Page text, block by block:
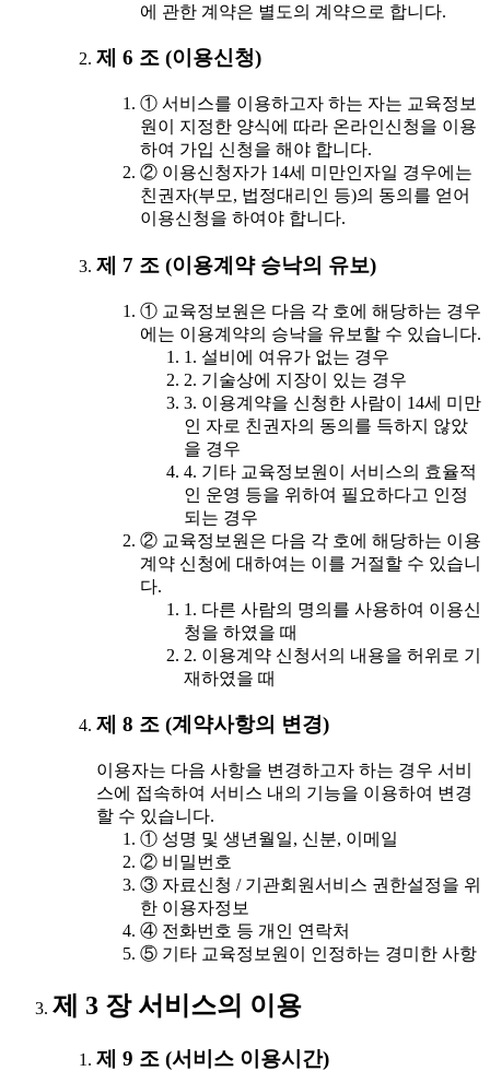
에 관한 계약은 별도의 계약으로 합니다.
제 6 조 (이용신청)
① 서비스를 이용하고자 하는 자는 교육정보
원이 지정한 양식에 따라 온라인신청을 이용
하여 가입 신청을 해야 합니다.
② 이용신청자가 14세 미만인자일 경우에는
친권자(부모, 법정대리인 등)의 동의를 얻어
이용신청을 하여야 합니다.
제 7 조 (이용계약 승낙의 유보)
① 교육정보원은 다음 각 호에 해당하는 경우
에는 이용계약의 승낙을 유보할 수 있습니다.
1. 설비에 여유가 없는 경우
2. 기술상에 지장이 있는 경우
3. 이용계약을 신청한 사람이 14세 미만
인 자로 친권자의 동의를 득하지 않았
을 경우
4. 기타 교육정보원이 서비스의 효율적
인 운영 등을 위하여 필요하다고 인정
되는 경우
② 교육정보원은 다음 각 호에 해당하는 이용
계약 신청에 대하여는 이를 거절할 수 있습니
다.
1. 다른 사람의 명의를 사용하여 이용신
청을 하였을 때
2. 이용계약 신청서의 내용을 허위로 기
재하였을 때
제 8 조 (계약사항의 변경)
이용자는 다음 사항을 변경하고자 하는 경우 서비
스에 접속하여 서비스 내의 기능을 이용하여 변경
할 수 있습니다.
① 성명 및 생년월일, 신분, 이메일
② 비밀번호
③ 자료신청 / 기관회원서비스 권한설정을 위
한 이용자정보
④ 전화번호 등 개인 연락처
⑤ 기타 교육정보원이 인정하는 경미한 사항
제 3 장 서비스의 이용
제 9 조 (서비스 이용시간)